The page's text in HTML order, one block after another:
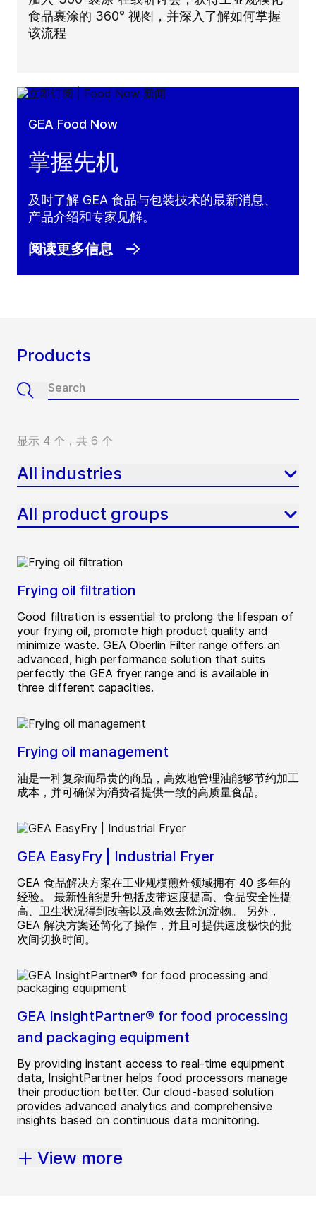
食品裹涂的 360° 视图，并深入了解如何掌握
该流程
GEA Food Now
掌握先机
及时了解 GEA 食品与包装技术的最新消息、
产品介绍和专家见解。
阅读更多信息
Products
显示 4 个，共 6 个
All industries
All product groups
Frying oil filtration
Good filtration is essential to prolong the lifespan of
your frying oil, promote high product quality and
minimize waste. GEA Oberlin Filter range offers an
advanced, high performance solution that suits
perfectly the GEA fryer range and is available in
three different capacities.
Frying oil management
油是一种复杂而昂贵的商品，高效地管理油能够节约加工
成本，并可确保为消费者提供一致的高质量食品。
GEA EasyFry | Industrial Fryer
GEA 食品解决方案在工业规模煎炸领域拥有 40 多年的
经验。 最新性能提升包括皮带速度提高、食品安全性提
高、卫生状况得到改善以及高效去除沉淀物。 另外，
GEA 解决方案还简化了操作，并且可提供速度极快的批
次间切换时间。
GEA InsightPartner® for food processing
and packaging equipment
By providing instant access to real-time equipment
data, InsightPartner helps food processors manage
their production better. Our cloud-based solution
provides advanced analytics and comprehensive
insights based on continuous data monitoring.
View more